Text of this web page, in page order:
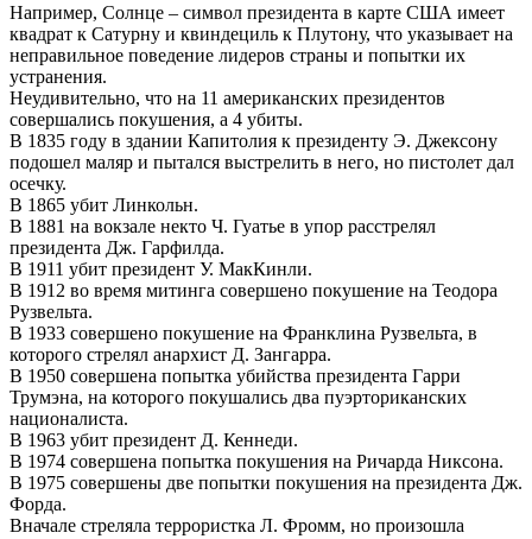
Например, Солнце – символ президента в карте США имеет
квадрат к Сатурну и квиндециль к Плутону, что указывает на
неправильное поведение лидеров страны и попытки их
устранения.
Неудивительно, что на 11 американских президентов
совершались покушения, а 4 убиты.
В 1835 году в здании Капитолия к президенту Э. Джексону
подошел маляр и пытался выстрелить в него, но пистолет дал
осечку.
В 1865 убит Линкольн.
В 1881 на вокзале некто Ч. Гуатье в упор расстрелял
президента Дж. Гарфилда.
В 1911 убит президент У. МакКинли.
В 1912 во время митинга совершено покушение на Теодора
Рузвельта.
В 1933 совершено покушение на Франклина Рузвельта, в
которого стрелял анархист Д. Зангарра.
В 1950 совершена попытка убийства президента Гарри
Трумэна, на которого покушались два пуэрториканских
националиста.
В 1963 убит президент Д. Кеннеди.
В 1974 совершена попытка покушения на Ричарда Никсона.
В 1975 совершены две попытки покушения на президента Дж.
Форда.
Вначале стреляла террористка Л. Фромм, но произошла